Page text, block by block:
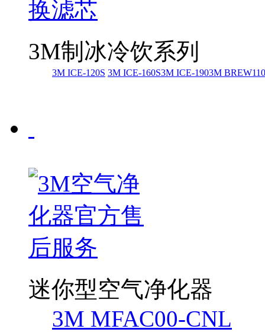
3M制冰冷饮系列
3M ICE-120S 3M ICE-160S3M ICE-1903M
迷你型空气净化器
3M MFAC00-CNL